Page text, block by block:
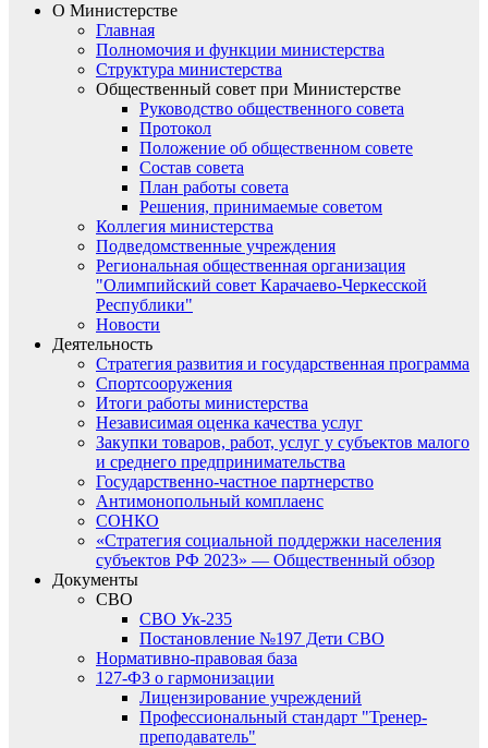
О Министерстве
Главная
Полномочия и функции министерства
Структура министерства
Общественный совет при Министерстве
Руководство общественного совета
Протокол
Положение об общественном совете
Состав совета
План работы совета
Решения, принимаемые советом
Коллегия министерства
Подведомственные учреждения
Региональная общественная организация
"Олимпийский совет Карачаево-Черкесской
Республики"
Новости
Деятельность
Стратегия развития и государственная программа
Спортсооружения
Итоги работы министерства
Независимая оценка качества услуг
Закупки товаров, работ, услуг у субъектов малого
и среднего предпринимательства
Государственно-частное партнерство
Антимонопольный комплаенс
СОНКО
«Стратегия социальной поддержки населения
субъектов РФ 2023» — Общественный обзор
Документы
СВО
СВО Ук-235
Постановление №197 Дети СВО
Нормативно-правовая база
127-ФЗ о гармонизации
Лицензирование учреждений
Профессиональный стандарт "Тренер-
преподаватель"